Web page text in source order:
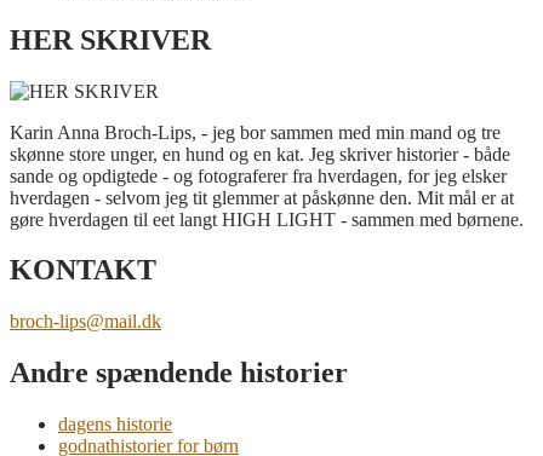
HER SKRIVER
Karin Anna Broch-Lips, - jeg bor sammen med min mand og tre
skønne store unger, en hund og en kat. Jeg skriver historier - både
sande og opdigtede - og fotograferer fra hverdagen, for jeg elsker
hverdagen - selvom jeg tit glemmer at påskønne den. Mit mål er at
gøre hverdagen til eet langt HIGH LIGHT - sammen med børnene.
KONTAKT
broch-lips@mail.dk
Andre spændende historier
dagens historie
godnathistorier for børn